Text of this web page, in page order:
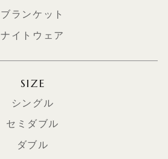
ブランケット
ナイトウェア
SIZE
シングル
セミダブル
ダブル